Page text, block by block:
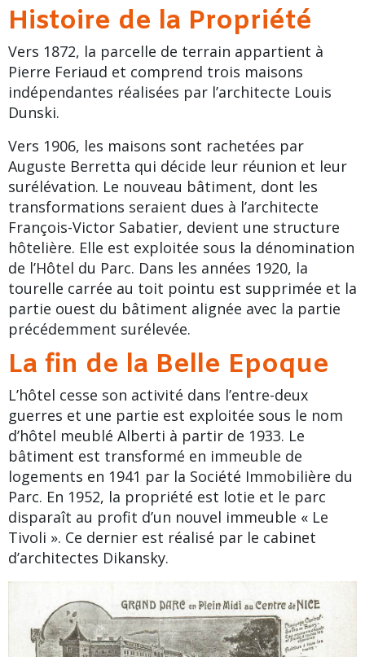
Histoire de la Propriété
Vers 1872, la parcelle de terrain appartient à
Pierre Feriaud et comprend trois maisons
indépendantes réalisées par l’architecte Louis
Dunski.
Vers 1906, les maisons sont rachetées par
Auguste Berretta qui décide leur réunion et leur
surélévation. Le nouveau bâtiment, dont les
transformations seraient dues à l’architecte
François-Victor Sabatier, devient une structure
hôtelière. Elle est exploitée sous la dénomination
de l’Hôtel du Parc. Dans les années 1920, la
tourelle carrée au toit pointu est supprimée et la
partie ouest du bâtiment alignée avec la partie
précédemment surélevée.
La fin de la Belle Epoque
L’hôtel cesse son activité dans l’entre-deux
guerres et une partie est exploitée sous le nom
d’hôtel meublé Alberti à partir de 1933. Le
bâtiment est transformé en immeuble de
logements en 1941 par la Société Immobilière du
Parc. En 1952, la propriété est lotie et le parc
disparaît au profit d’un nouvel immeuble « Le
Tivoli ». Ce dernier est réalisé par le cabinet
d’architectes Dikansky.